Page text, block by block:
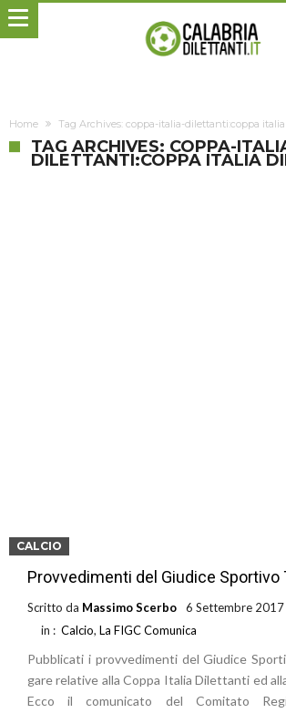
Home Tag Archives: coppa-italia-dilettanti:coppa
TAG ARCHIVES: COPPA-
DILETTANTI:COPPA ITALIA
CALCIO
Provvedimenti del Giudice Sportivo
Scritto da Massimo Scerbo
6 Settembre 2017
in : Calcio, La FIGC Comunica
Pubblicati i provvedimenti del Giudice
gare relative alla Coppa Italia Dilettanti ed
Ecco il comunicato del Comitato